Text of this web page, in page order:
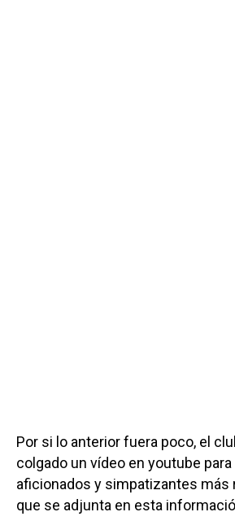
Por si lo anterior fuera poco, el
colgado un vídeo en youtube
aficionados y simpatizantes más
que se adjunta en esta